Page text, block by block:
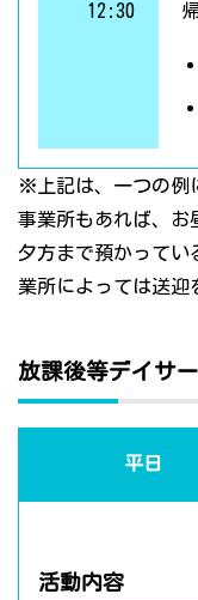
12:30
※上記は、一つの例
事業所もあれば、お
夕方まで預かってい
業所によっては送迎
放課後等デイサ
平日
活動内容